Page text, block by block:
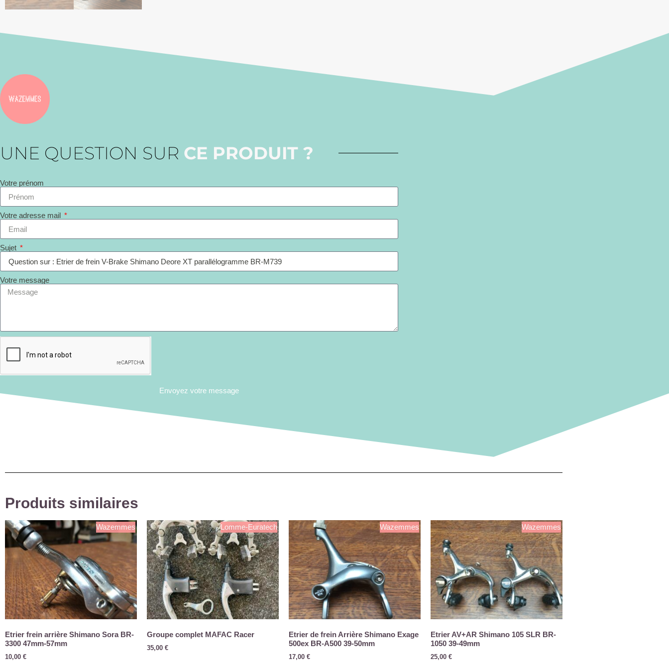
UNE QUESTION SUR CE PRODUIT ?
Votre prénom
Votre adresse mail
Sujet
Votre message
Envoyez votre message
Produits similaires
Wazemmes
Etrier frein arrière Shimano Sora BR-
3300 47mm-57mm
10,00 €
Lomme-Euratech
Groupe complet MAFAC Racer
35,00 €
Wazemmes
Etrier de frein Arrière Shimano Exage
500ex BR-A500 39-50mm
17,00 €
Wazemmes
Etrier AV+AR Shimano 105 SLR BR-
1050 39-49mm
25,00 €